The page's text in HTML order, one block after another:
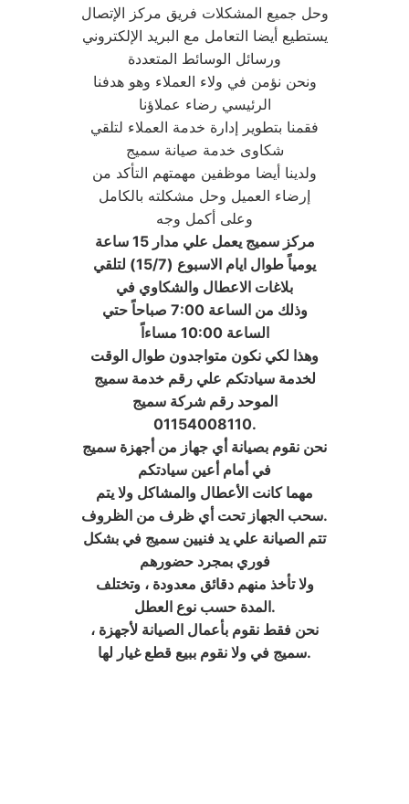
وحل جميع المشكلات فريق مركز الإتصال
يستطيع أيضا التعامل مع البريد الإلكتروني
ورسائل الوسائط المتعددة
ونحن نؤمن في ولاء العملاء وهو هدفنا
الرئيسي رضاء عملاؤنا
فقمنا بتطوير إدارة خدمة العملاء لتلقي
شكاوى خدمة صيانة سميج
ولدينا أيضا موظفين مهمتهم التأكد من
إرضاء العميل وحل مشكلته بالكامل
وعلى أكمل وجه
مركز سميج يعمل علي مدار 15 ساعة
يومياً طوال ايام الاسبوع (15/7) لتلقي
بلاغات الاعطال والشكاوي في
وذلك من الساعة 7:00 صباحاً حتي
الساعة 10:00 مساءاً
وهذا لكي نكون متواجدون طوال الوقت
لخدمة سيادتكم علي رقم خدمة سميج
الموحد رقم شركة سميج
01154008110.
نحن نقوم بصيانة أي جهاز من أجهزة سميج
في أمام أعين سيادتكم
مهما كانت الأعطال والمشاكل ولا يتم
سحب الجهاز تحت أي ظرف من الظروف.
تتم الصيانة علي يد فنيين سميج في بشكل
فوري بمجرد حضورهم
ولا تأخذ منهم دقائق معدودة ، وتختلف
المدة حسب نوع العطل.
، نحن فقط نقوم بأعمال الصيانة لأجهزة
سميج في ولا نقوم ببيع قطع غيار لها.